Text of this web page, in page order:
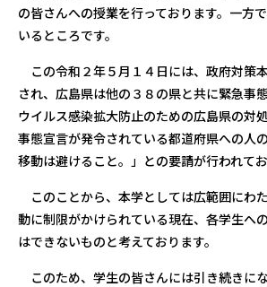
の皆さんへの授業を行っております。一方
いるところです。
この令和２年５月１４日には、政府対策
され、広島県は他の３８の県と共に緊急事
ウイルス感染拡大防止のための広島県の対
事態宣言が発令されている都道府県への人
移動は避けること。」との要請が行われてお
このことから、本学としては広範囲にわ
動に制限がかけられている現在、各学生へ
はできないものと考えております。
このため、学生の皆さんには引き続きに